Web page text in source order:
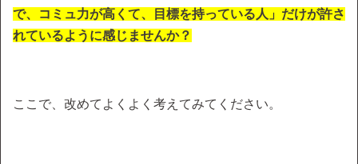
で、コミュ力が高くて、目標を持っている人」だけが許さ
れているように感じませんか？
ここで、改めてよくよく考えてみてください。